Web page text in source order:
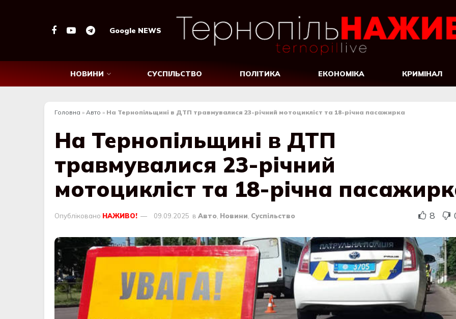
Google NEWS
НОВИНИ СУСПІЛЬСТВО ПОЛІТИКА ЕКОНОМІКА КРИМІНАЛ
Головна » Авто » На Тернопільщині в ДТП травмувалися 23-річний мотоцикліст та 18-річна пасажирка
На Тернопільщині в ДТП
травмувалися 23-річний
мотоцикліст та 18-річна
Опубліковано НАЖИВО! 09.09.2025 в Авто, Новини, Суспільство 8